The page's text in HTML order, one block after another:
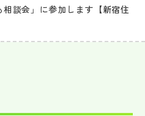
相談会」に参加します【新宿住